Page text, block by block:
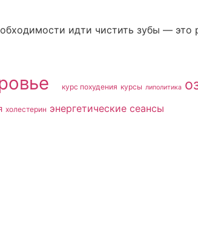
идти чистить зубы —
курс похудения курсы липолитика
холестерин энергетические сеансы